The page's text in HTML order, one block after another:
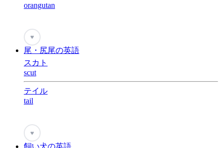
orangutan
♥
尾・尻尾の英語
スカト
scut
テイル
tail
♥
飼い犬の英語